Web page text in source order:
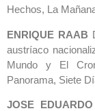
Hechos, La
ENRIQUE RAAB
austríaco
Mundo y El
Panorama, Siete
JOSE